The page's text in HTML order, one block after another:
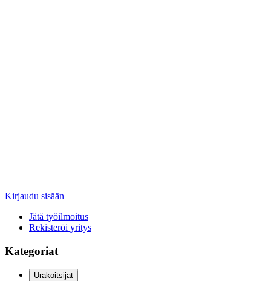
Kirjaudu sisään
Jätä työilmoitus
Rekisteröi yritys
Kategoriat
Urakoitsijat